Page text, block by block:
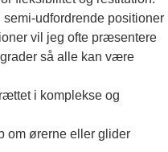
udfordrende positioner
vil jeg ofte præsentere
så alle kan være
i komplekse og
om ørerne eller glider